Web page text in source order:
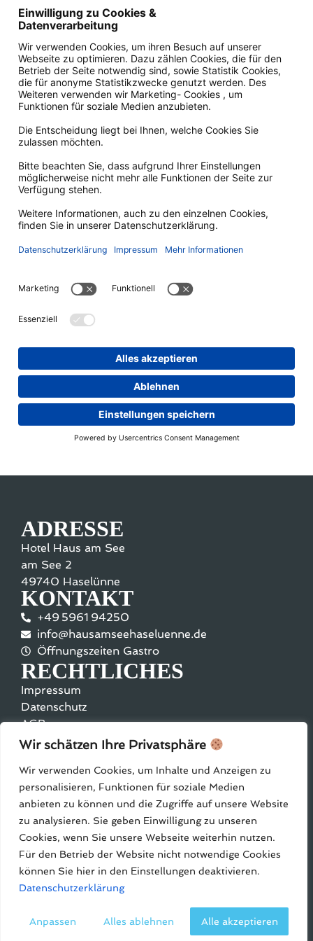
Wir schätzen Ihre Privatsphäre
Wir verwenden Cookies, um Inhalte und Anzeigen zu
personalisieren, Funktionen für soziale Medien
anbieten zu können und die Zugriffe auf unsere Website
zu analysieren. Sie geben Einwilligung zu unseren
Cookies, wenn Sie unsere Webseite weiterhin nutzen.
Für den Betrieb der Website nicht notwendige Cookies
können Sie hier in den Einstellungen deaktivieren.
Datenschutzerklärung
Anpassen Alles ablehnen Alle akzeptieren
ADRESSE
Hotel Haus am See
am See 2
49740 Haselünne
KONTAKT
+49 5961 94250
info@hausamseehaseluenne.de
Öffnungszeiten Gastro
RECHTLICHES
Impressum
Datenschutz
AGBs
SOCIAL MEDIA
Copyright © 2026 Haus am See Haselünne | Mit